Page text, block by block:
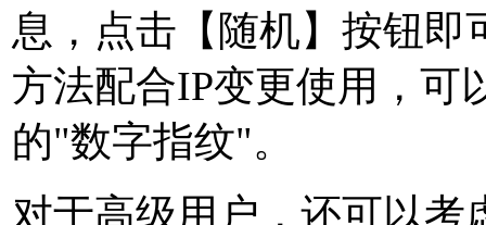
息，点击【随机】按钮
方法配合IP变更使用，可
的"数字指纹"。
对于高级用户，还可以考